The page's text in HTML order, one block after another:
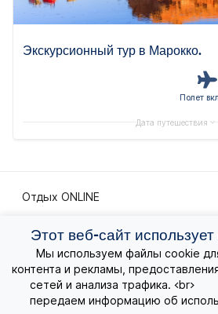
Экскурсионный тур в Марокко.
Полет
Дата путешествия
Отдых ONLINE
Экскурсионные путешествия
Экзотические путешествия
Этот веб-сайт
Мы используем файлы cookie
контента и рекламы,
сетей и анализа трафика.
передаем информацию об